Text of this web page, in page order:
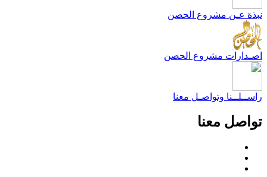
عـن مشروع الحصن
مشروع الحصن
وتواصـل معنا
معنا